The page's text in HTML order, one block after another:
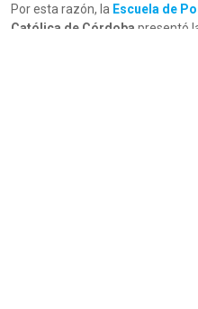
Por esta razón, la Escuela de
Católica de Córdoba presentó